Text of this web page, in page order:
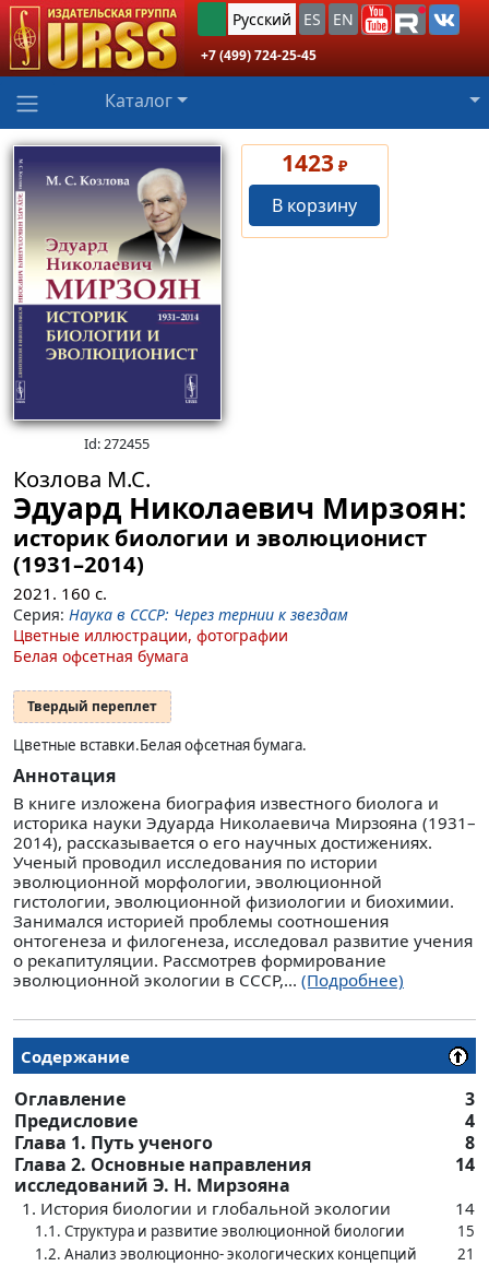
Русский ES EN
+7 (499) 724-25-45
Каталог
Id: 272455
1423 ₽
В корзину
Козлова М.С.
Эдуард Николаевич Мирзоян:
историк биологии и эволюционист
(1931–2014)
2021. 160 с.
Серия: Наука в СССР: Через тернии к звездам
Цветные иллюстрации, фотографии
Белая офсетная бумага
Твердый переплет
Цветные вставки.Белая офсетная бумага.
Аннотация
В книге изложена биография известного биолога и
историка науки Эдуарда Николаевича Мирзояна (1931–
2014), рассказывается о его научных достижениях.
Ученый проводил исследования по истории
эволюционной морфологии, эволюционной
гистологии, эволюционной физиологии и биохимии.
Занимался историей проблемы соотношения
онтогенеза и филогенеза, исследовал развитие учения
о рекапитуляции. Рассмотрев формирование
эволюционной экологии в СССР,... (Подробнее)
Содержание
Оглавление
3
Предисловие
4
Глава 1. Путь ученого
8
Глава 2. Основные направления
исследований Э. Н. Мирзояна
14
1. История биологии и глобальной экологии 14
1.1. Структура и развитие эволюционной биологии
15
1.2. Анализ эволюционно- экологических концепций
21